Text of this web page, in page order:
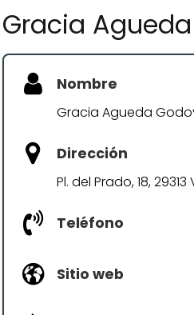
Gracia
Nombre
Gracia Agueda
Dirección
Pl. del Prado, 18,
Teléfono
Sitio web